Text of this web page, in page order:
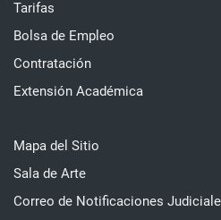
Tarifas
Bolsa de Empleo
Contratación
Extensión Académica
Mapa del Sitio
Sala de Arte
Correo de Notificaciones